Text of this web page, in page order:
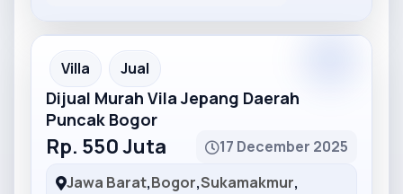
Partner Ad
Villa Jual
Dijual Murah Vila Jepang Daerah
Puncak Bogor
Rp. 550 Juta
17 December 2025
Jawa Barat,Bogor,Sukamakmur,